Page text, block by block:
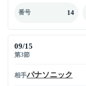
番号 14
09/15
第3節
相手パナソニック